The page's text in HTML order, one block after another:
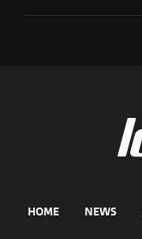
HOME NEWS